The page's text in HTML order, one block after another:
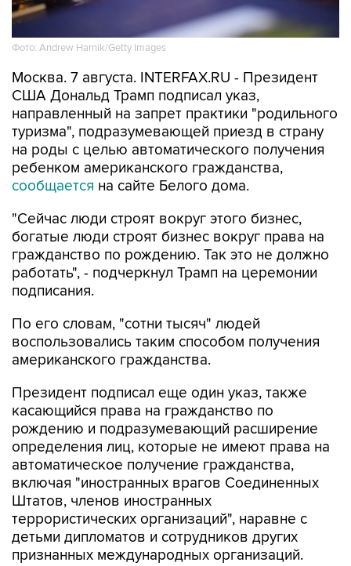
Фото: Andrew Harnik/Getty Images
Москва. 7 августа. INTERFAX.RU - Президент
США Дональд Трамп подписал указ,
направленный на запрет практики "родильного
туризма", подразумевающей приезд в страну
на роды с целью автоматического получения
ребенком американского гражданства,
сообщается на сайте Белого дома.
"Сейчас люди строят вокруг этого бизнес,
богатые люди строят бизнес вокруг права на
гражданство по рождению. Так это не должно
работать", - подчеркнул Трамп на церемонии
подписания.
По его словам, "сотни тысяч" людей
воспользовались таким способом получения
американского гражданства.
Президент подписал еще один указ, также
касающийся права на гражданство по
рождению и подразумевающий расширение
определения лиц, которые не имеют права на
автоматическое получение гражданства,
включая "иностранных врагов Соединенных
Штатов, членов иностранных
террористических организаций", наравне с
детьми дипломатов и сотрудников других
признанных международных организаций.